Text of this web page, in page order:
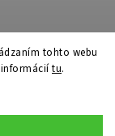
tohto webu
tu.